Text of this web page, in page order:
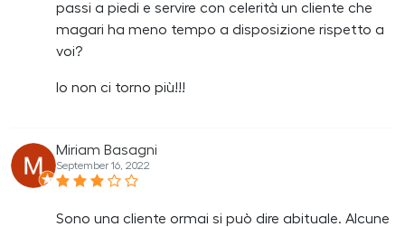
passi a piedi e servire con celerità un cliente che
magari ha meno tempo a disposizione rispetto a
voi?
Io non ci torno più!!!
Miriam Basagni
September 16, 2022
Sono una cliente ormai si può dire abituale. Alcune